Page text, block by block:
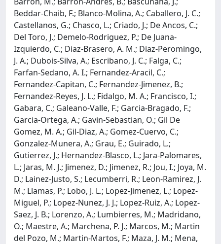
Beddar-Chaib, F.; Blanco-Molina, A.; Caballero, J. C.;
Castellanos, G.; Chasco, L.; Criado, J.; De Ancos, C.;
Del Toro, J.; Demelo-Rodriguez, P.; De Juana-
Izquierdo, C.; Diaz-Brasero, A. M.; Diaz-Peromingo,
J. A.; Dubois-Silva, A.; Escribano, J. C.; Falga, C.;
Farfan-Sedano, A. I.; Fernandez-Aracil, C.;
Fernandez-Capitan, C.; Fernandez-Jimenez, B.;
Fernandez-Reyes, J. L.; Fidalgo, M. A.; Francisco, I.;
Gabara, C.; Galeano-Valle, F.; Garcia-Bragado, F.;
Garcia-Ortega, A.; Gavin-Sebastian, O.; Gil De
Gomez, M. A.; Gil-Diaz, A.; Gomez-Cuervo, C.;
Gonzalez-Munera, A.; Grau, E.; Guirado, L.;
Gutierrez, J.; Hernandez-Blasco, L.; Jara-Palomares,
L.; Jaras, M. J.; Jimenez, D.; Jimenez, R.; Jou, I.; Joya, M.
D.; Lainez-Justo, S.; Lecumberri, R.; Leon-Ramirez, J.
M.; Llamas, P.; Lobo, J. L.; Lopez-Jimenez, L.; Lopez-
Miguel, P.; Lopez-Nunez, J. J.; Lopez-Ruiz, A.; Lopez-
Saez, J. B.; Lorenzo, A.; Lumbierres, M.; Madridano,
O.; Maestre, A.; Marchena, P. J.; Marcos, M.; Martin
del Pozo, M.; Martin-Martos, F.; Maza, J. M.; Mena,